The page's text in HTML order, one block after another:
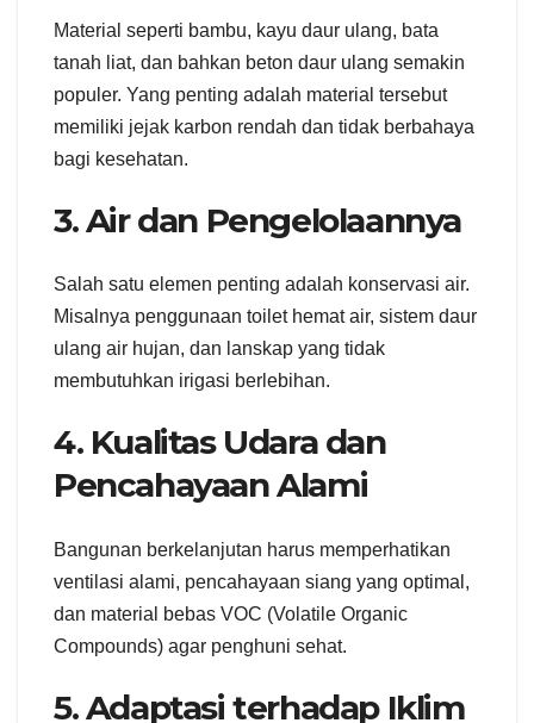
Material seperti bambu, kayu daur ulang, bata
tanah liat, dan bahkan beton daur ulang semakin
populer. Yang penting adalah material tersebut
memiliki jejak karbon rendah dan tidak berbahaya
bagi kesehatan.
3. Air dan Pengelolaannya
Salah satu elemen penting adalah konservasi air.
Misalnya penggunaan toilet hemat air, sistem daur
ulang air hujan, dan lanskap yang tidak
membutuhkan irigasi berlebihan.
4. Kualitas Udara dan
Pencahayaan Alami
Bangunan berkelanjutan harus memperhatikan
ventilasi alami, pencahayaan siang yang optimal,
dan material bebas VOC (Volatile Organic
Compounds) agar penghuni sehat.
5. Adaptasi terhadap Iklim